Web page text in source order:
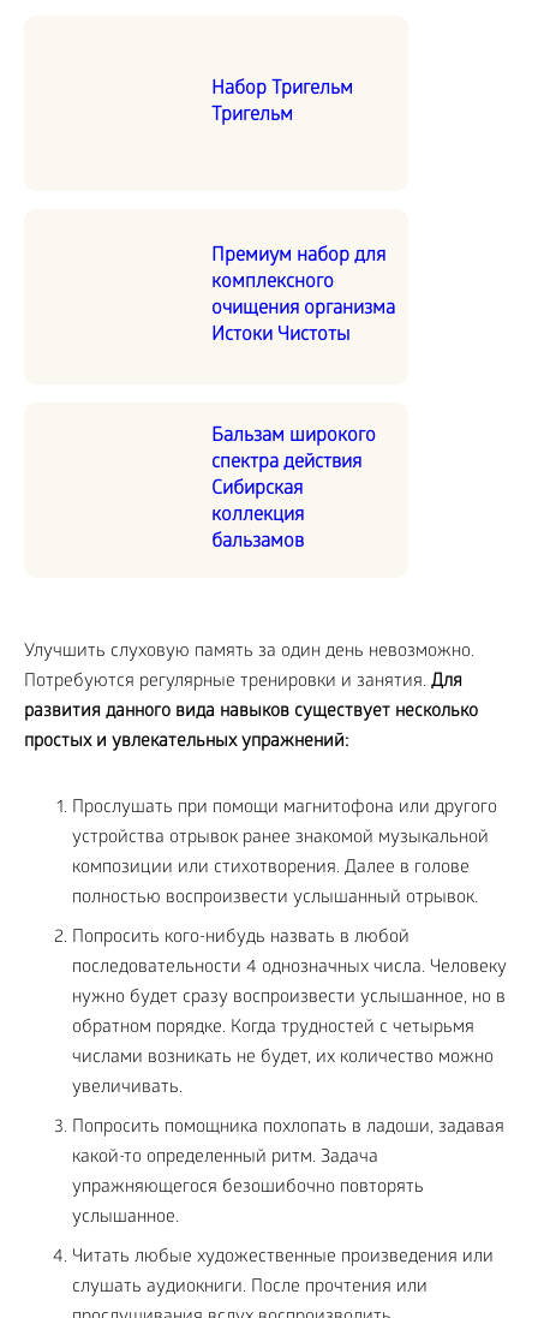
Набор Тригельм
Тригельм
Премиум набор для
комплексного
очищения организма
Истоки Чистоты
Бальзам широкого
спектра действия
Сибирская
коллекция
бальзамов
Улучшить слуховую память за один день невозможно.
Потребуются регулярные тренировки и занятия. Для
развития данного вида навыков существует несколько
простых и увлекательных упражнений:
Прослушать при помощи магнитофона или другого
устройства отрывок ранее знакомой музыкальной
композиции или стихотворения. Далее в голове
полностью воспроизвести услышанный отрывок.
Попросить кого-нибудь назвать в любой
последовательности 4 однозначных числа. Человеку
нужно будет сразу воспроизвести услышанное, но в
обратном порядке. Когда трудностей с четырьмя
числами возникать не будет, их количество можно
увеличивать.
Попросить помощника похлопать в ладоши, задавая
какой-то определенный ритм. Задача
упражняющегося безошибочно повторять
услышанное.
Читать любые художественные произведения или
слушать аудиокниги. После прочтения или